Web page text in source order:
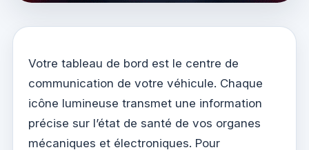
Votre tableau de bord est le centre de
communication de votre véhicule. Chaque
icône lumineuse transmet une information
précise sur l’état de santé de vos organes
mécaniques et électroniques. Pour